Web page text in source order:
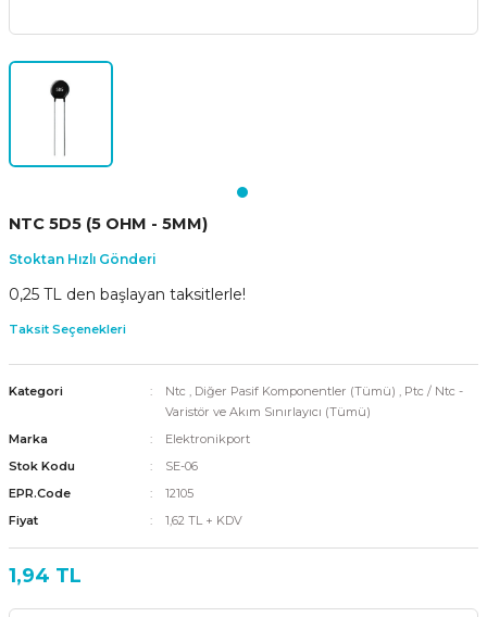
NTC 5D5 (5 OHM - 5MM)
Stoktan Hızlı Gönderi
0,25 TL den başlayan taksitlerle!
Taksit Seçenekleri
Kategori Ntc , Diğer Pasif Komponentler (Tümü) , Ptc / Ntc -
Varistör ve Akım Sınırlayıcı (Tümü)
Marka
Elektronikport
Stok Kodu
SE-06
EPR.Code
12105
Fiyat
1,62 TL + KDV
1,94 TL